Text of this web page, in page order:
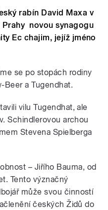
rabín David Maxa v
Prahy novou synagogu
Ec chajim, jejíž jméno
se po stopách rodiny
Beer a Tugendhat.
vilu Tugendhat, ale
Schindlerovou archou
Stevena Spielberga
– Jiřího Bauma, od
Tento význačný
může svou činností
českých Židů do